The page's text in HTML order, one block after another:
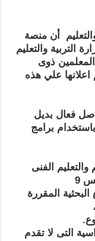
أن منصة
التربية والتعليم
ذوى
علي هذه
فعال بديل
برامج
الفنى
9
البحثية المقررة
التى لا تقدم